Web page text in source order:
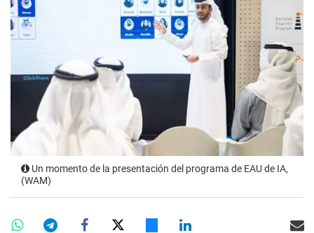
Un momento de la presentación del programa de EAU de IA,
(WAM)